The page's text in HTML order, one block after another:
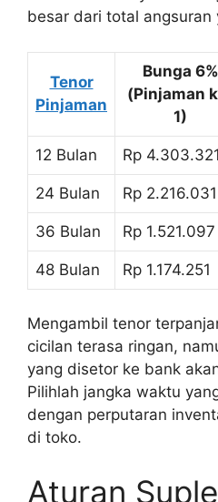
besar dari total angsuran
Tenor
Pinjaman
Bunga 6%
(Pinjaman
1)
12 Bulan Rp 4.303.321
24 Bulan Rp 2.216.031
36 Bulan Rp 1.521.097
48 Bulan Rp 1.174.251
Mengambil tenor
cicilan terasa ringan,
yang disetor ke bank
Pilihlah jangka waktu
dengan perputaran
di toko.
Aturan